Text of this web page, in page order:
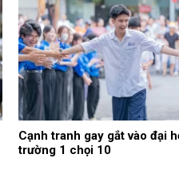
Cạnh tranh gay gắt vào đại
trường 1 chọi 10